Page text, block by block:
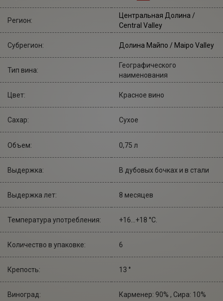
Регион:
Центральная Долина /
Central Valley
Субрегион: Долина Майпо / Maipo Valley
Тип вина:
Географического
наименования
Цвет: Красное вино
Сахар: Сухое
Объем: 0,75 л
Выдержка: В дубовых бочках и в стали
Выдержка лет: 8 месяцев
Температура употребления: +16...+18 °С.
Количество в упаковке: 6
Крепость: 13 °
Виноград: Карменер: 90% , Сира: 10%